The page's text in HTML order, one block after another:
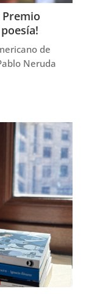
Premio
de
Neruda